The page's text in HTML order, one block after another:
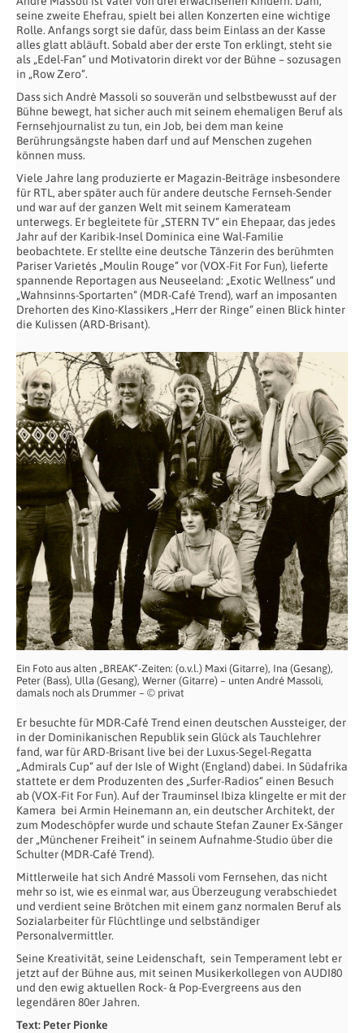
seine zweite Ehefrau, spielt bei allen Konzerten eine wichtige
Rolle. Anfangs sorgt sie dafür, dass beim Einlass an der Kasse
alles glatt abläuft. Sobald aber der erste Ton erklingt, steht sie
als „Edel-Fan“ und Motivatorin direkt vor der Bühne – sozusagen
in „Row Zero“.
Dass sich André Massoli so souverän und selbstbewusst auf der
Bühne bewegt, hat sicher auch mit seinem ehemaligen Beruf als
Fernsehjournalist zu tun, ein Job, bei dem man keine
Berührungsängste haben darf und auf Menschen zugehen
können muss.
Viele Jahre lang produzierte er Magazin-Beiträge insbesondere
für RTL, aber später auch für andere deutsche Fernseh-Sender
und war auf der ganzen Welt mit seinem Kamerateam
unterwegs. Er begleitete für „STERN TV“ ein Ehepaar, das jedes
Jahr auf der Karibik-Insel Dominica eine Wal-Familie
beobachtete. Er stellte eine deutsche Tänzerin des berühmten
Pariser Varietés „Moulin Rouge“ vor (VOX-Fit For Fun), lieferte
spannende Reportagen aus Neuseeland: „Exotic Wellness“ und
„Wahnsinns-Sportarten“ (MDR-Café Trend), warf an imposanten
Drehorten des Kino-Klassikers „Herr der Ringe“ einen Blick hinter
die Kulissen (ARD-Brisant).
Ein Foto aus alten „BREAK“-Zeiten: (o.v.l.) Maxi (Gitarre), Ina (Gesang),
Peter (Bass), Ulla (Gesang), Werner (Gitarre) – unten André Massoli,
damals noch als Drummer – © privat
Er besuchte für MDR-Café Trend einen deutschen Aussteiger, der
in der Dominikanischen Republik sein Glück als Tauchlehrer
fand, war für ARD-Brisant live bei der Luxus-Segel-Regatta
„Admirals Cup“ auf der Isle of Wight (England) dabei. In Südafrika
stattete er dem Produzenten des „Surfer-Radios“ einen Besuch
ab (VOX-Fit For Fun). Auf der Trauminsel Ibiza klingelte er mit der
Kamera bei Armin Heinemann an, ein deutscher Architekt, der
zum Modeschöpfer wurde und schaute Stefan Zauner Ex-Sänger
der „Münchener Freiheit“ in seinem Aufnahme-Studio über die
Schulter (MDR-Café Trend).
Mittlerweile hat sich André Massoli vom Fernsehen, das nicht
mehr so ist, wie es einmal war, aus Überzeugung verabschiedet
und verdient seine Brötchen mit einem ganz normalen Beruf als
Sozialarbeiter für Flüchtlinge und selbständiger
Personalvermittler.
Seine Kreativität, seine Leidenschaft, sein Temperament lebt er
jetzt auf der Bühne aus, mit seinen Musikerkollegen von AUDI80
und den ewig aktuellen Rock- & Pop-Evergreens aus den
legendären 80er Jahren.
Text: Peter Pionke